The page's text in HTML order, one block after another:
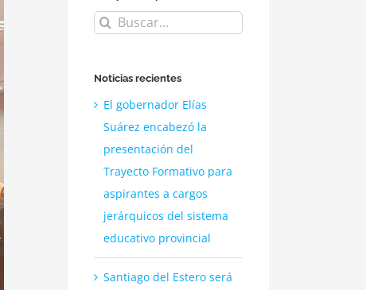
Buscar:
Noticias recientes
El gobernador Elías
Suárez encabezó la
presentación del
Trayecto Formativo para
aspirantes a cargos
jerárquicos del sistema
educativo provincial
Santiago del Estero será